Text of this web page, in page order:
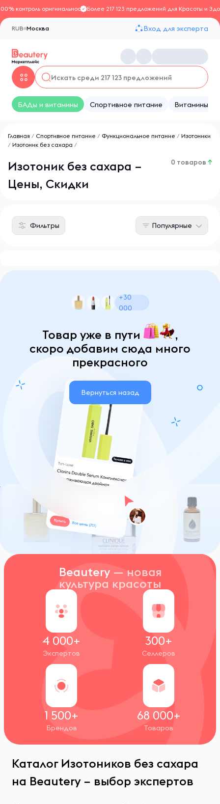
контроль оригинальностиБолее 217 123 предложений для Красоты и
Москва
RUB Вход для эксперта
БАДы и витамины Спортивное питание Витамины
Главная / Спортивное питание / Функциональное питание / Изотоники
/ Изотоник без сахара /
Изотоник без сахара –
Цены, Скидки
0 товаров ↑
Фильтры Популярные
+30
000
Товар уже в пути
,
скоро добавим сюда много
прекрасного
Вернуться назад
Beautery — новая
культура красоты
4 000+
Экспертов
300+
Селлеров
1 500+
Брендов
68 000+
Товаров
Каталог Изотоников без сахара
на Beautery – выбор экспертов